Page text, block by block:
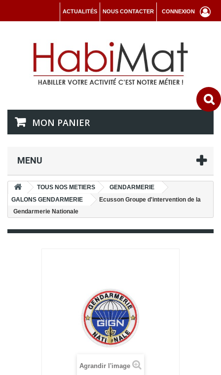
CONNEXION
NOUS CONTACTER
ACTUALITÉS
MON PANIER
MENU
TOUS NOS METIERS
GENDARMERIE
GALONS GENDARMERIE
Ecusson Groupe d'intervention de la
Gendarmerie Nationale
Agrandir l'image